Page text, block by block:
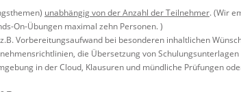
unabhängig von der Anzahl der Teilnehmer. (Wir
On-Übungen maximal zehn Personen. )
Vorbereitungsaufwand bei besonderen inhaltlichen
die Übersetzung von
in der Cloud, Klausuren und mündliche Prüfungen